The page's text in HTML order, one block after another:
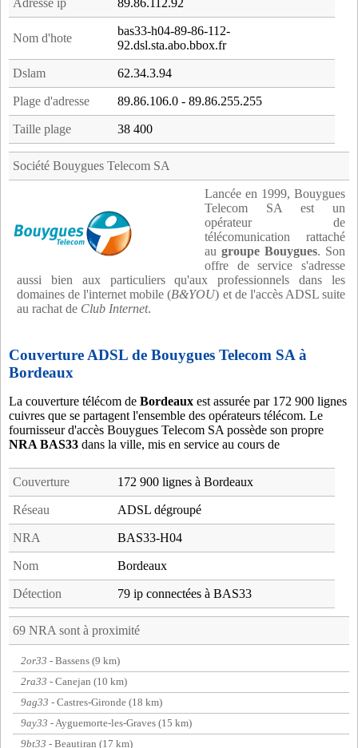
Adresse ip 89.86.112.92
Nom d'hote
bas33-h04-89-86-112-
92.dsl.sta.abo.bbox.fr
Dslam 62.34.3.94
Plage d'adresse 89.86.106.0 - 89.86.255.255
Taille plage 38 400
Société Bouygues Telecom SA
Lancée en 1999, Bouygues
Telecom SA est un
opérateur de
télécomunication rattaché
au groupe Bouygues. Son
offre de service s'adresse
aussi bien aux particuliers qu'aux professionnels dans les
domaines de l'internet mobile (B&YOU) et de l'accès ADSL suite
au rachat de Club Internet.
Couverture ADSL de Bouygues Telecom SA à
Bordeaux
La couverture télécom de Bordeaux est assurée par 172 900 lignes
cuivres que se partagent l'ensemble des opérateurs télécom. Le
fournisseur d'accès Bouygues Telecom SA possède son propre
NRA BAS33 dans la ville, mis en service au cours de
Couverture 172 900 lignes à Bordeaux
Réseau ADSL dégroupé
NRA BAS33-H04
Nom Bordeaux
Détection 79 ip connectées à BAS33
69 NRA sont à proximité
2or33 - Bassens (9 km)
2ra33 - Canejan (10 km)
9ag33 - Castres-Gironde (18 km)
9ay33 - Ayguemorte-les-Graves (15 km)
9bt33 - Beautiran (17 km)